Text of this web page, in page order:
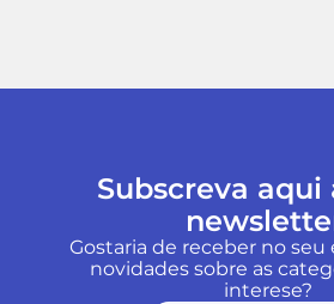
Subscreva aqui
Gostaria de receber no seu
novidades sobre as
interese?